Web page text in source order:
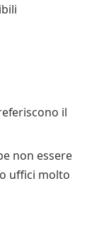
il
non essere
uffici molto